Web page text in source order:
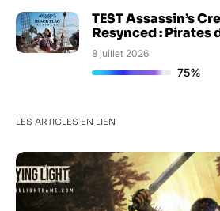
TEST Assassin’s
Resynced : Pirates
8 juillet 2026
75%
LES ARTICLES EN LIEN